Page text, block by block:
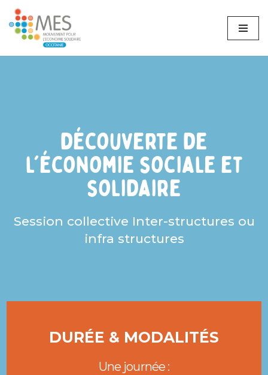
Aller
découverte de
l'économie sociale et
solidaire
Session collective Inter-structures ou
infra structures
DURÉE & MODALITÉS
Une journée :